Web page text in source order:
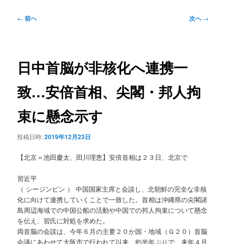
投
ゲ
ー
ョ
ン
← 前へ 次へ→
日中首脳が非核化へ連携一
致…安倍首相、尖閣・邦人拘
束に懸念示す
投稿日時:2019年12月23日
【北京＝池田慶太、田川理恵】安倍首相は２３日、北京で
習近平
（ シージンピン ） 中国国家主席と会談し、北朝鮮の完全な非核
化に向けて連携していくことで一致した。首相は沖縄県の尖閣諸
島周辺海域での中国公船の活動や中国での邦人拘束について懸念
を伝え、習氏に対処を求めた。
両首脳の会談は、今年６月の主要２０か国・地域（Ｇ２０）首脳
会議にあわせて大阪市で行われて以来、約半年ぶりで、来年４月